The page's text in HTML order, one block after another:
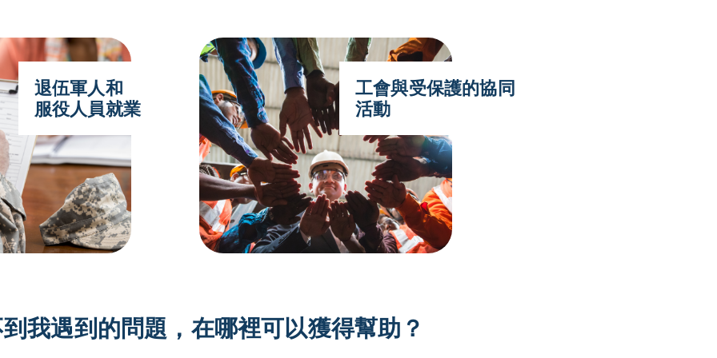
退伍軍人和
服役人員就業
工會與受保護的協同
活動
我遇到的問題，在哪裡可以獲得幫助？